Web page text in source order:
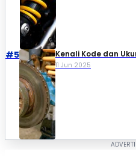
#5 Kenali Kode dan
11 Jun 2025